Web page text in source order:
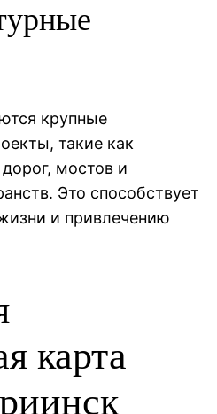
крупные
такие как
мостов и
Это способствует
и привлечению
карта